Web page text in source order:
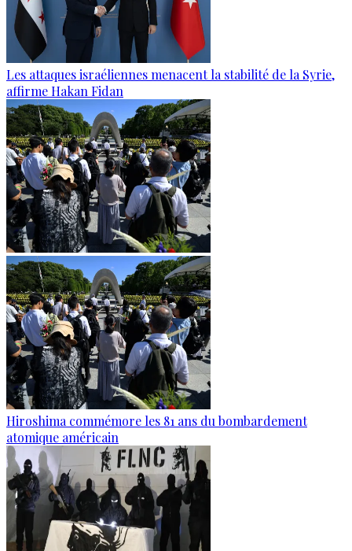
Les attaques israéliennes menacent la stabilité de la Syrie,
affirme Hakan Fidan
Hiroshima commémore les 81 ans du bombardement
atomique américain